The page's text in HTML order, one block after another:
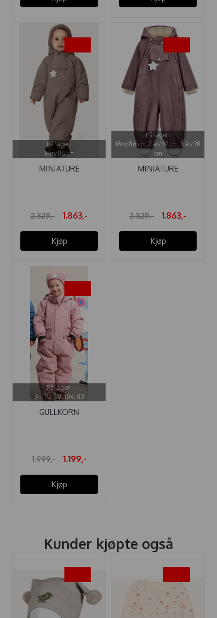
På lager i
18m/86 cm
MINIATURE
2.329,- 1.863,-
Kjøp
På lager i
18m/86 cm, 2 år/92 cm, 3 år/98
cm
MINIATURE
2.329,- 1.863,-
Kjøp
På lager i
86, 92, 98, 104, 110
GULLKORN
1.999,- 1.199,-
Kjøp
Kunder kjøpte også